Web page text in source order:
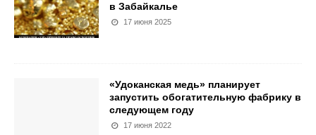
в Забайкалье
17 июня 2025
«Удоканская медь» планирует
запустить обогатительную фабрику в
следующем году
17 июня 2022